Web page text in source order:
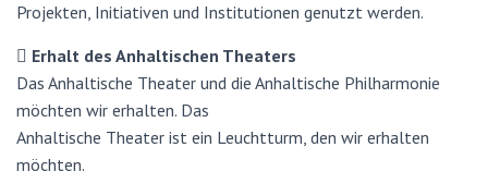
Projekten, Initiativen und Institutionen genutzt werden.
 Erhalt des Anhaltischen Theaters
Das Anhaltische Theater und die Anhaltische Philharmonie
möchten wir erhalten. Das
Anhaltische Theater ist ein Leuchtturm, den wir erhalten
möchten.